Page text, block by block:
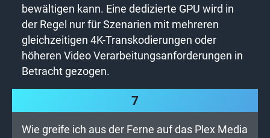
bewältigen kann. Eine dedizierte GPU wird in
der Regel nur für Szenarien mit mehreren
gleichzeitigen 4K-Transkodierungen oder
höheren Video Verarbeitungsanforderungen in
Betracht gezogen.
7
Wie greife ich aus der Ferne auf das Plex Media